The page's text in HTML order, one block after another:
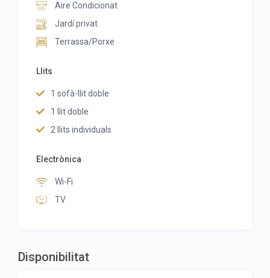
Aire Condicionat
Jardí privat
Terrassa/Porxe
Llits
1 sofà-llit doble
1 llit doble
2 llits individuals
Electrònica
Wi-Fi
TV
Disponibilitat